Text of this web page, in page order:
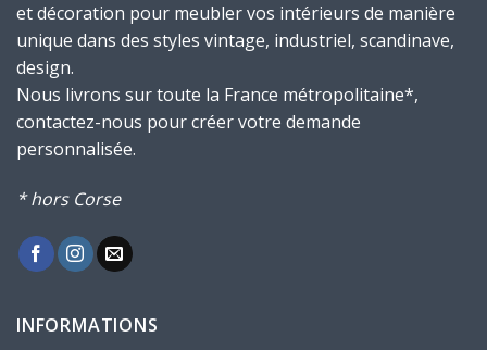
et décoration pour meubler vos intérieurs de manière
unique dans des styles vintage, industriel, scandinave,
design.
Nous livrons sur toute la France métropolitaine*,
contactez-nous pour créer votre demande
personnalisée.
* hors Corse
INFORMATIONS